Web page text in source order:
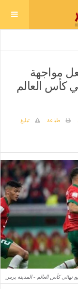
مواجهة
كأس العالم
طباعة
تبليغ
نهائي كأس العالم - المدينة برس